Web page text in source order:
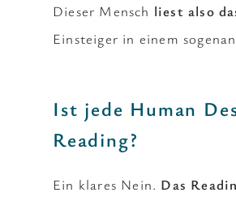
Dieser Mensch liest also
Einsteiger in einem
Ist jede Human
Reading?
Ein klares Nein. Das